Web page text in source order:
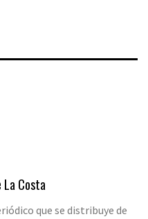
La Costa
que se distribuye de